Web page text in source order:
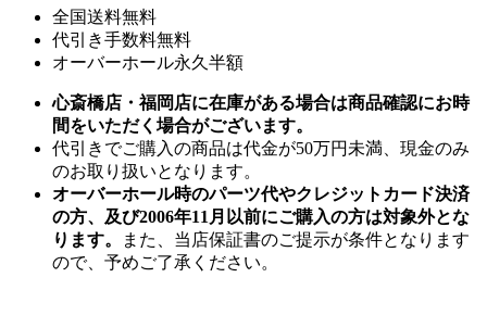
全国送料無料
代引き手数料無料
オーバーホール永久半額
心斎橋店・福岡店に在庫がある場合は商品確認にお時
間をいただく場合がございます。
代引きでご購入の商品は代金が50万円未満、現金のみ
のお取り扱いとなります。
オーバーホール時のパーツ代やクレジットカード決済
の方、及び2006年11月以前にご購入の方は対象外とな
ります。
また、当店保証書のご提示が条件となります
ので、予めご了承ください。